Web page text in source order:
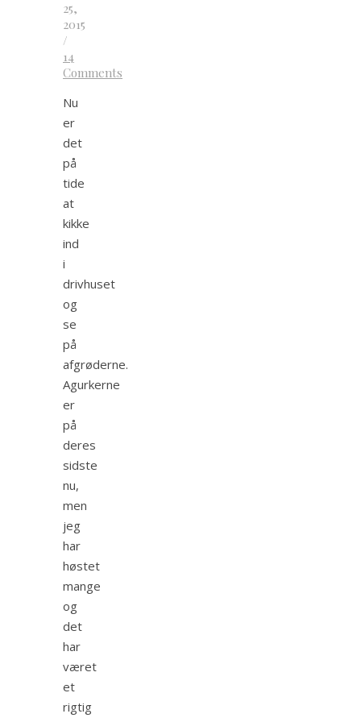
25,
2015
/
14
Comments
Nu
er
det
på
tide
at
kikke
ind
i
drivhuset
og
se
på
afgrøderne.
Agurkerne
er
på
deres
sidste
nu,
men
jeg
har
høstet
mange
og
det
har
været
et
rigtig